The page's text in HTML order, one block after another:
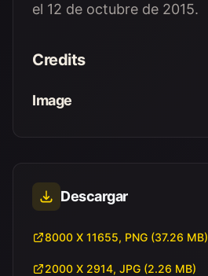
el 12 de octubre de 2015.
Credits
Image
Descargar
8000 X 11655, PNG (37.26 MB)
2000 X 2914, JPG (2.26 MB)